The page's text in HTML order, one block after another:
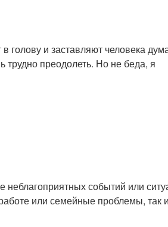
голову и заставляют человека
преодолеть. Но не беда, я
неблагоприятных событий или
или семейные проблемы, так и